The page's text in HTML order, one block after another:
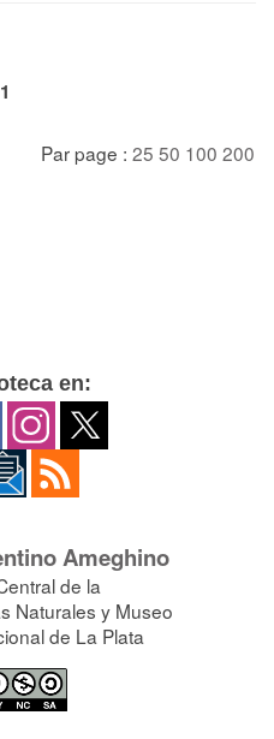
1
Par page : 25 50 100 200
en:
Ameghino
de la
Naturales y Museo
de La Plata